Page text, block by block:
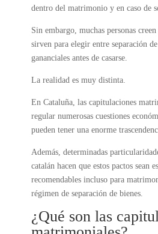
dentro del matrimonio y en caso de
Sin embargo, muchas personas
sirven para elegir entre separación
gananciales antes de casarse.
La realidad es muy distinta.
En Cataluña, las capitulaciones
regular numerosas cuestiones
pueden tener una enorme
Además, determinadas
catalán hacen que estos pactos sean
recomendables incluso para
régimen de separación de bienes.
¿Qué son las